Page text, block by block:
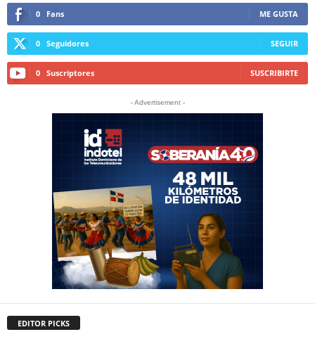
0 Fans ME GUSTA
0 Seguidores SEGUIR
0 Suscriptores SUSCRIBIRTE
- Advertisement -
EDITOR PICKS